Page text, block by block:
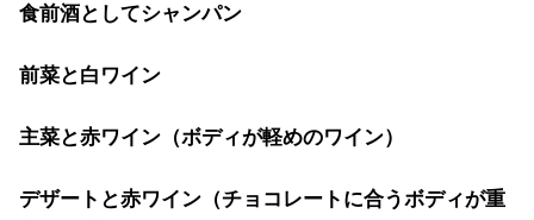
食前酒としてシャンパン
前菜と白ワイン
主菜と赤ワイン（ボディが軽めのワイン）
デザートと赤ワイン（チョコレートに合うボディが重